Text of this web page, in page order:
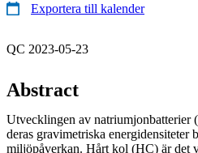
Exportera till kalender
QC 2023-05-23
Abstract
Utvecklingen av natriumjonbatterier
deras gravimetriska
miljöpåverkan. Hårt kol (HC) är det